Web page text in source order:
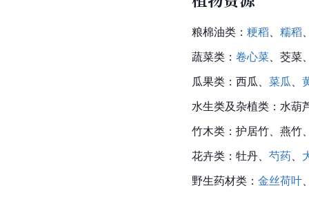
粮棉油类： 粳稻 糯稻
蔬菜类： 卷心菜 、茭菜
瓜果类：西瓜、 菜瓜
水生类及杂植类： 水葫
竹木类：护居竹、 燕竹
花卉类：牡丹、 芍药
野生药材类： 金丝荷叶